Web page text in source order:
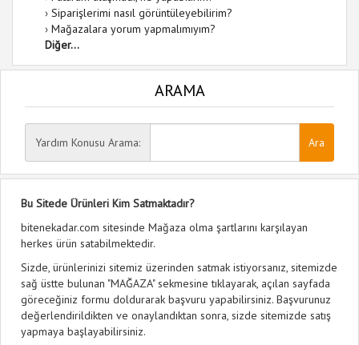
› Siparişlerimi nasıl görüntüleyebilirim?
› Mağazalara yorum yapmalımıyım?
Diğer...
ARAMA
Yardım Konusu Arama:
Bu Sitede Ürünleri Kim Satmaktadır?
bitenekadar.com sitesinde Mağaza olma şartlarını karşılayan
herkes ürün satabilmektedir.
Sizde, ürünlerinizi sitemiz üzerinden satmak istiyorsanız, sitemizde
sağ üstte bulunan "MAĞAZA" sekmesine tıklayarak, açılan sayfada
göreceğiniz formu doldurarak başvuru yapabilirsiniz. Başvurunuz
değerlendirildikten ve onaylandıktan sonra, sizde sitemizde satış
yapmaya başlayabilirsiniz.